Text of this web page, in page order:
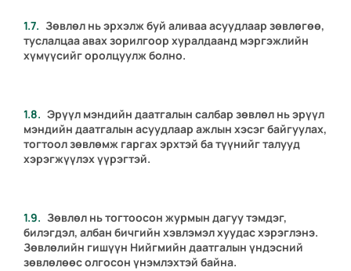
Зөвлөл нь эрхэлж буй аливаа асуудлаар зөвлөгөө,
туслалцаа авах зорилгоор хуралдаанд мэргэжлийн
хүмүүсийг оролцуулж болно.
Эрүүл мэндийн даатгалын салбар зөвлөл нь эрүүл
мэндийн даатгалын асуудлаар ажлын хэсэг байгуулах,
тогтоол зөвлөмж гаргах эрхтэй ба түүнийг талууд
хэрэгжүүлэх үүрэгтэй.
Зөвлөл нь тогтоосон журмын дагуу тэмдэг,
билэгдэл, албан бичгийн хэвлэмэл хуудас хэрэглэнэ.
Зөвлөлийн гишүүн Нийгмийн даатгалын үндэсний
зөвлөлөөс олгосон үнэмлэхтэй байна.